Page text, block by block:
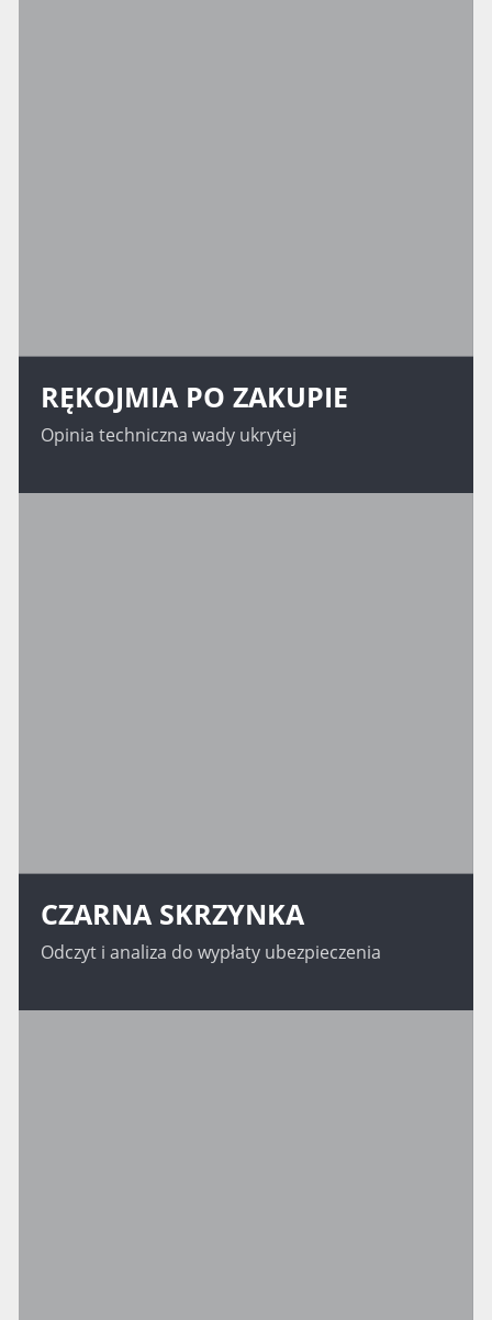
RĘKOJMIA PO ZAKUPIE
Opinia techniczna wady ukrytej
CZARNA SKRZYNKA
Odczyt i analiza do wypłaty ubezpieczenia